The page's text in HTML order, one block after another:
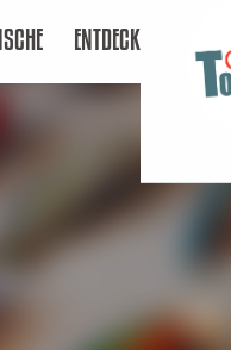
ENTDECKEN